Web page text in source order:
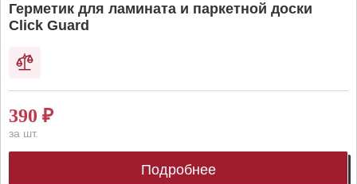
Герметик для ламината и паркетной доски
Click Guard
390 ₽
за шт.
Подробнее